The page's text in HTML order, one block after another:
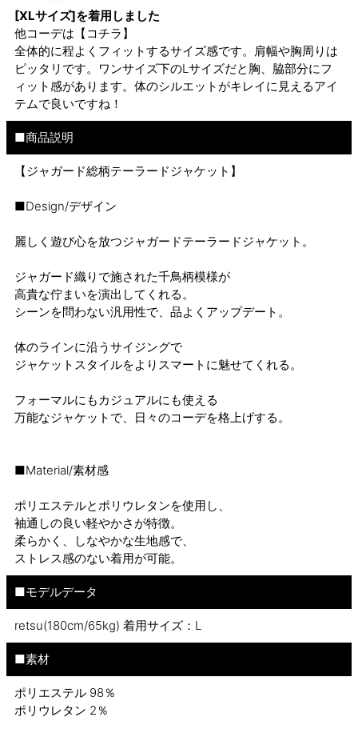
[XLサイズ]を着用しました
他コーデは 【コチラ】
全体的に程よくフィットするサイズ感です。肩幅や胸周りは
ピッタリです。ワンサイズ下のLサイズだと胸、脇部分にフ
ィット感があります。体のシルエットがキレイに見えるアイ
テムで良いですね！
■商品説明
【ジャガード総柄テーラードジャケット】
■Design/デザイン
麗しく遊び心を放つジャガードテーラードジャケット。
ジャガード織りで施された千鳥柄模様が
高貴な佇まいを演出してくれる。
シーンを問わない汎用性で、品よくアップデート。
体のラインに沿うサイジングで
ジャケットスタイルをよりスマートに魅せてくれる。
フォーマルにもカジュアルにも使える
万能なジャケットで、日々のコーデを格上げする。
■Material/素材感
ポリエステルとポリウレタンを使用し、
袖通しの良い軽やかさが特徴。
柔らかく、しなやかな生地感で、
ストレス感のない着用が可能。
■モデルデータ
retsu(180cm/65kg) 着用サイズ：L
■素材
ポリエステル 98％
ポリウレタン 2％